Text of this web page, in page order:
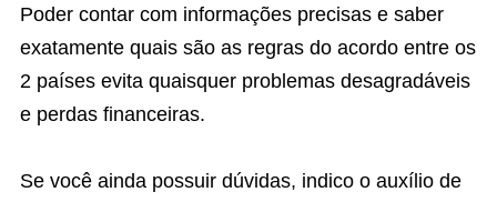
Poder contar com informações precisas e saber
exatamente quais são as regras do acordo entre os
2 países evita quaisquer problemas desagradáveis
e perdas financeiras.
Se você ainda possuir dúvidas, indico o auxílio de